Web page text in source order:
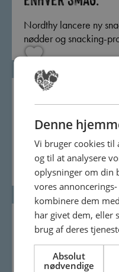
Nordthy lancere ny snacking serie med populære
nødder og snacking-
Skab dit eget
buffeten
Jakobsens honning
Lav din egen
Denne
Vi bruger cookies til
og til at analysere
oplysninger om din
vores
kombinere dem
har givet dem, eller
brug af deres
Absolut
nødvendige